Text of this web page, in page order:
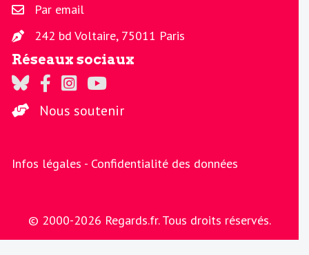
Par email
242 bd Voltaire, 75011 Paris
Réseaux sociaux
Regards sur Twitter
Regards sur Facebook
Regards sur Instagram
La chaine Regards sur Youtube
Nous soutenir
Infos légales - Confidentialité des données
© 2000-2026 Regards.fr. Tous droits réservés.